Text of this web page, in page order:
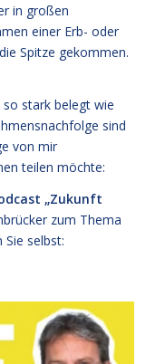
in großen
einer Erb- oder
Spitze gekommen.
stark belegt wie
sind
von mir
teilen möchte:
„Zukunft
zum Thema
selbst: